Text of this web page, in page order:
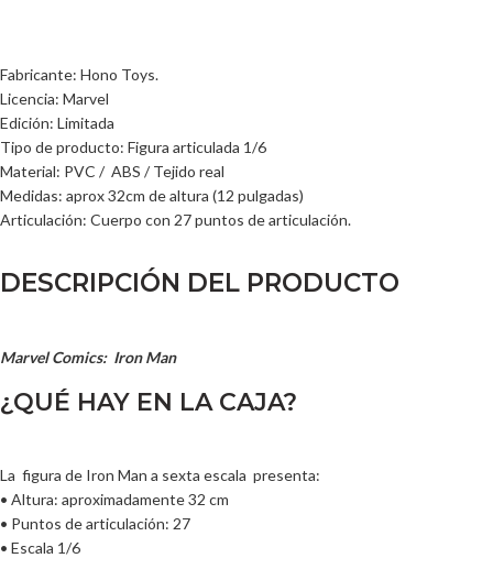
Fabricante: Hono Toys.
Licencia: Marvel
Edición: Limitada
Tipo de producto: Figura articulada 1/6
Material: PVC / ABS / Tejido real
Medidas: aprox 32cm de altura (12 pulgadas)
Articulación: Cuerpo con 27 puntos de articulación.
DESCRIPCIÓN DEL PRODUCTO
Marvel Comics: Iron Man
¿QUÉ HAY EN LA CAJA?
La figura de Iron Man a sexta escala presenta:
• Altura: aproximadamente 32 cm
• Puntos de articulación: 27
• Escala 1/6